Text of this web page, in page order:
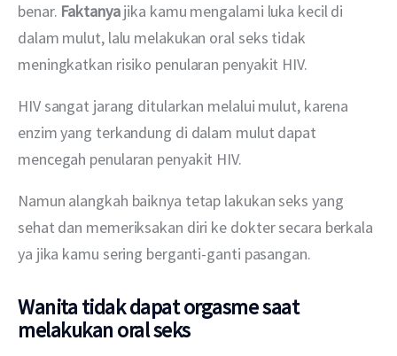
benar. Faktanya jika kamu mengalami luka kecil di
dalam mulut, lalu melakukan oral seks tidak
meningkatkan risiko penularan penyakit HIV.
HIV sangat jarang ditularkan melalui mulut, karena
enzim yang terkandung di dalam mulut dapat
mencegah penularan penyakit HIV.
Namun alangkah baiknya tetap lakukan seks yang
sehat dan memeriksakan diri ke dokter secara berkala
ya jika kamu sering berganti-ganti pasangan.
Wanita tidak dapat orgasme saat
melakukan oral seks